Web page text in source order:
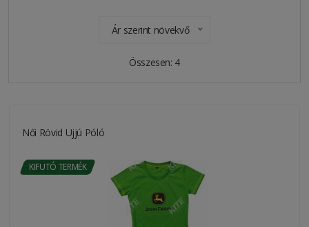
Ár szerint növekvő
Összesen: 4
Női Rövid Ujjú Póló
KIFUTÓ TERMÉK